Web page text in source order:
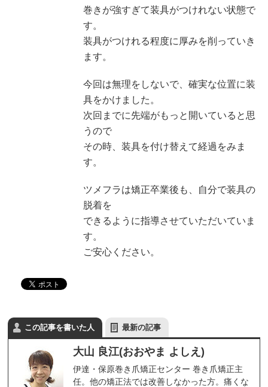
巻きが強すぎて装具がつけれない状態で
す。
装具がつけれる程度に厚みを削っていき
ます。
今回は無理をしないで、確実な位置に装
具をかけました。
次回までに先端がもっと開いていると思
うので
その時、装具を付け替えて経過をみま
す。
ツメフラは矯正卒業後も、自分で装具の
脱着を
できるように指導させていただいていま
す。
ご安心ください。
この記事を書いた人 最新の記事
大山 良江(おおやま よしえ)
伊達・保原巻き爪矯正センター 巻き爪矯正主
任。他の矯正法では改善しなかった方。痛くな